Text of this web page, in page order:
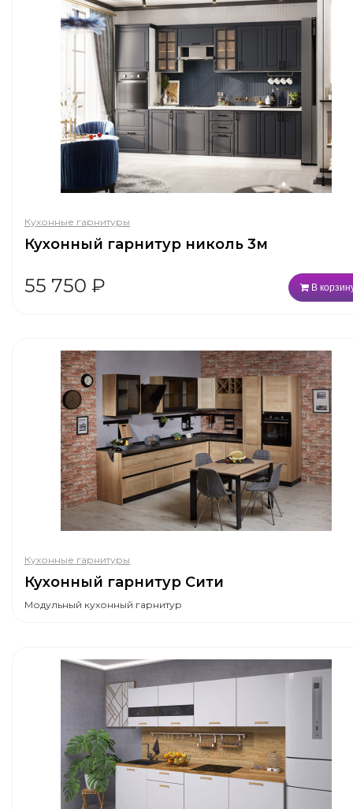
Кухонные гарнитуры
Кухонный гарнитур николь 3м
55 750 ₽ В
Кухонные гарнитуры
Кухонный гарнитур Сити
Модульный кухонный гарнитур